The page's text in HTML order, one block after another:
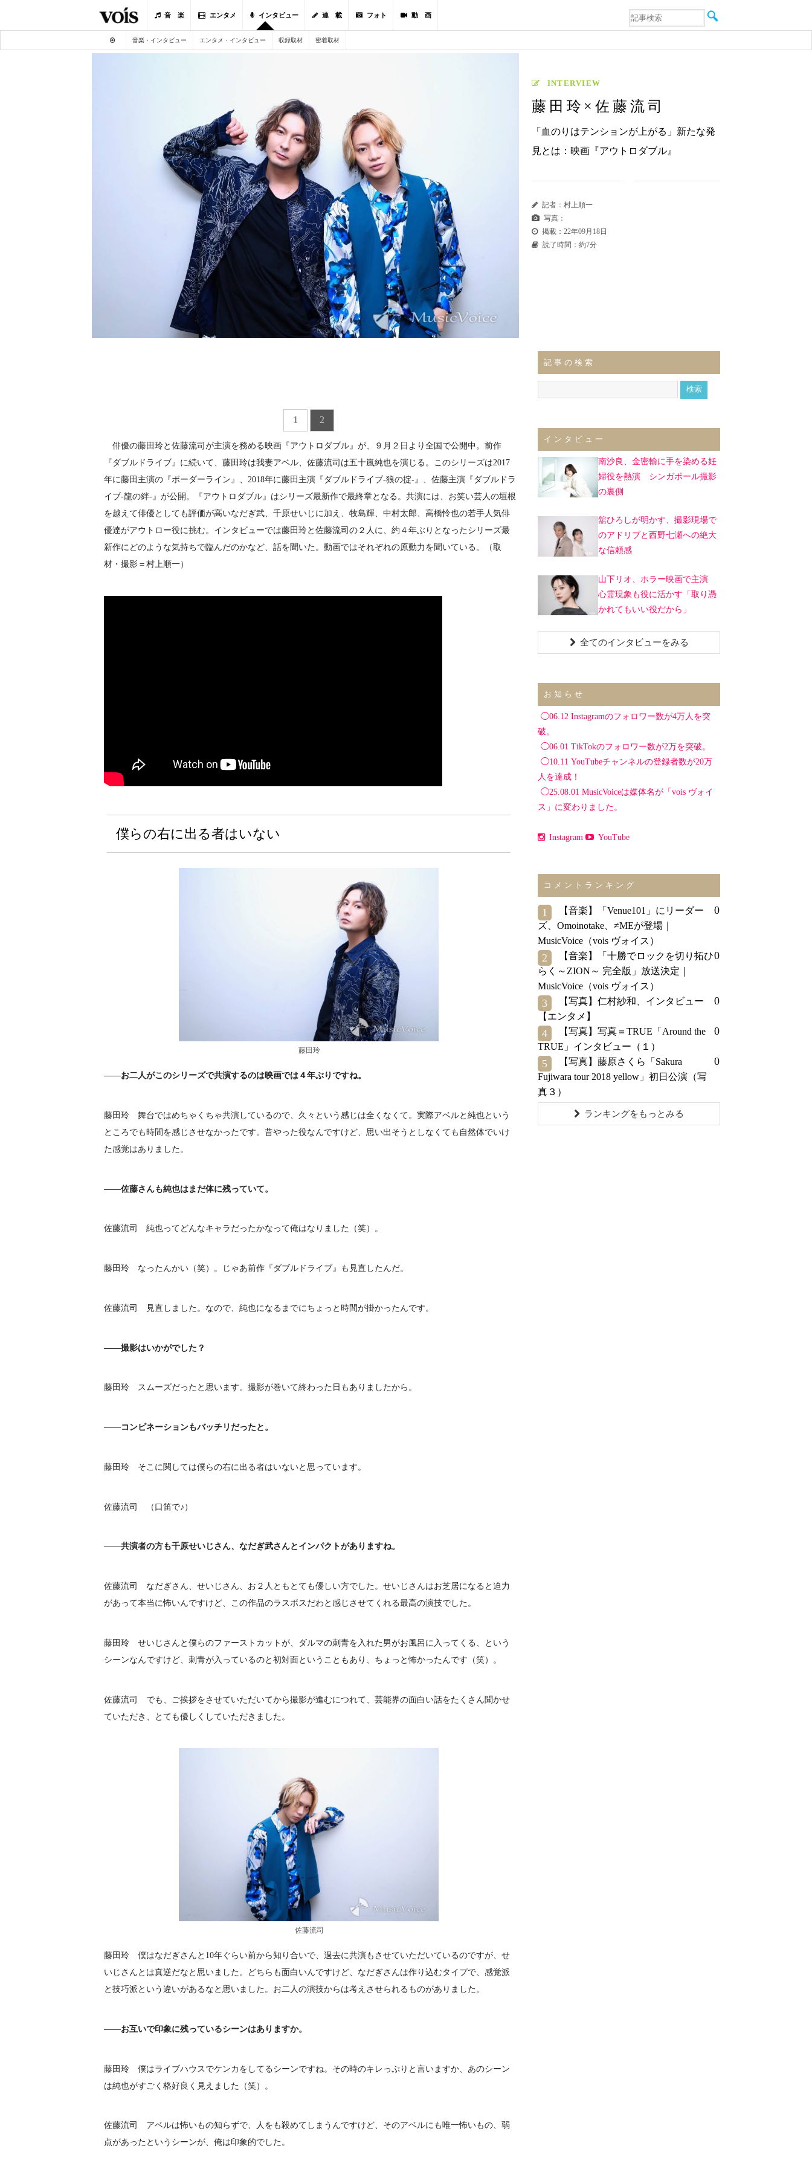
音 楽 エンタメ インタビュー 連 載 フォト 動 画
音楽
エンタメ
音楽・インタビュー エンタメ・インタビュー 収録取材 密着取材
INTERVIEW
藤田玲×佐藤流司
「血のりはテンションが上がる」新たな発
見とは：映画『アウトロダブル』
記者：村上順一
写真：
掲載：22年09月18日
読了時間：約7分
1 2
俳優の藤田玲と佐藤流司が主演を務める映画『アウトロダブル』が、９月２日より全国で公開中。前作
『ダブルドライブ』に続いて、藤田玲は我妻アベル、佐藤流司は五十嵐純也を演じる。このシリーズは2017
年に藤田主演の『ボーダーライン』、2018年に藤田主演『ダブルドライブ‐狼の掟‐』、佐藤主演『ダブルドラ
イブ‐龍の絆‐』が公開。『アウトロダブル』はシリーズ最新作で最終章となる。共演には、お笑い芸人の垣根
を越えて俳優としても評価が高いなだぎ武、千原せいじに加え、牧島輝、中村太郎、高橋怜也の若手人気俳
優達がアウトロー役に挑む。インタビューでは藤田玲と佐藤流司の２人に、約４年ぶりとなったシリーズ最
新作にどのような気持ちで臨んだのかなど、話を聞いた。動画ではそれぞれの原動力を聞いている。（取
材・撮影＝村上順一）
僕らの右に出る者はいない
藤田玲
――お二人がこのシリーズで共演するのは映画では４年ぶりですね。
藤田玲 舞台ではめちゃくちゃ共演しているので、久々という感じは全くなくて。実際アベルと純也という
ところでも時間を感じさせなかったです。昔やった役なんですけど、思い出そうとしなくても自然体でいけ
た感覚はありました。
――佐藤さんも純也はまだ体に残っていて。
佐藤流司 純也ってどんなキャラだったかなって俺はなりました（笑）。
藤田玲 なったんかい（笑）。じゃあ前作『ダブルドライブ』も見直したんだ。
佐藤流司 見直しました。なので、純也になるまでにちょっと時間が掛かったんです。
――撮影はいかがでした？
藤田玲 スムーズだったと思います。撮影が巻いて終わった日もありましたから。
――コンビネーションもバッチリだったと。
藤田玲 そこに関しては僕らの右に出る者はいないと思っています。
佐藤流司 （口笛で♪）
――共演者の方も千原せいじさん、なだぎ武さんとインパクトがありますね。
佐藤流司 なだぎさん、せいじさん、お２人ともとても優しい方でした。せいじさんはお芝居になると迫力
があって本当に怖いんですけど、この作品のラスボスだわと感じさせてくれる最高の演技でした。
藤田玲 せいじさんと僕らのファーストカットが、ダルマの刺青を入れた男がお風呂に入ってくる、という
シーンなんですけど、刺青が入っているのと初対面ということもあり、ちょっと怖かったんです（笑）。
佐藤流司 でも、ご挨拶をさせていただいてから撮影が進むにつれて、芸能界の面白い話をたくさん聞かせ
ていただき、とても優しくしていただきました。
佐藤流司
藤田玲 僕はなだぎさんと10年ぐらい前から知り合いで、過去に共演もさせていただいているのですが、せ
いじさんとは真逆だなと思いました。どちらも面白いんですけど、なだぎさんは作り込むタイプで、感覚派
と技巧派という違いがあるなと思いました。お二人の演技からは考えさせられるものがありました。
――お互いで印象に残っているシーンはありますか。
藤田玲 僕はライブハウスでケンカをしてるシーンですね。その時のキレっぷりと言いますか、あのシーン
は純也がすごく格好良く見えました（笑）。
佐藤流司 アベルは怖いもの知らずで、人をも殺めてしまうんですけど、そのアベルにも唯一怖いもの、弱
点があったというシーンが、俺は印象的でした。
記事の検索
インタビュー
南沙良、金密輸に手を染める妊
婦役を熱演 シンガポール撮影
の裏側
舘ひろしが明かす、撮影現場で
のアドリブと西野七瀬への絶大
な信頼感
山下リオ、ホラー映画で主演
心霊現象も役に活かす「取り憑
かれてもいい役だから」
全てのインタビューをみる
お知らせ
◯06.12 Instagramのフォロワー数が4万人を突
破。
◯06.01 TikTokのフォロワー数が2万を突破。
◯10.11 YouTubeチャンネルの登録者数が20万
人を達成！
◯25.08.01 MusicVoiceは媒体名が「vois ヴォイ
ス」に変わりました。
Instagram YouTube
コメントランキング
1
【音楽】「Venue101」にリーダー
ズ、Omoinotake、≠MEが登場｜
MusicVoice（vois ヴォイス）
0
2
【音楽】「十勝でロックを切り拓ひ
らく～ZION～ 完全版」放送決定｜
MusicVoice（vois ヴォイス）
0
3
【写真】仁村紗和、インタビュー
【エンタメ】
0
4
【写真】写真＝TRUE「Around the
TRUE」インタビュー（１）
0
5
【写真】藤原さくら「Sakura
Fujiwara tour 2018 yellow」初日公演（写
真３）
0
ランキングをもっとみる